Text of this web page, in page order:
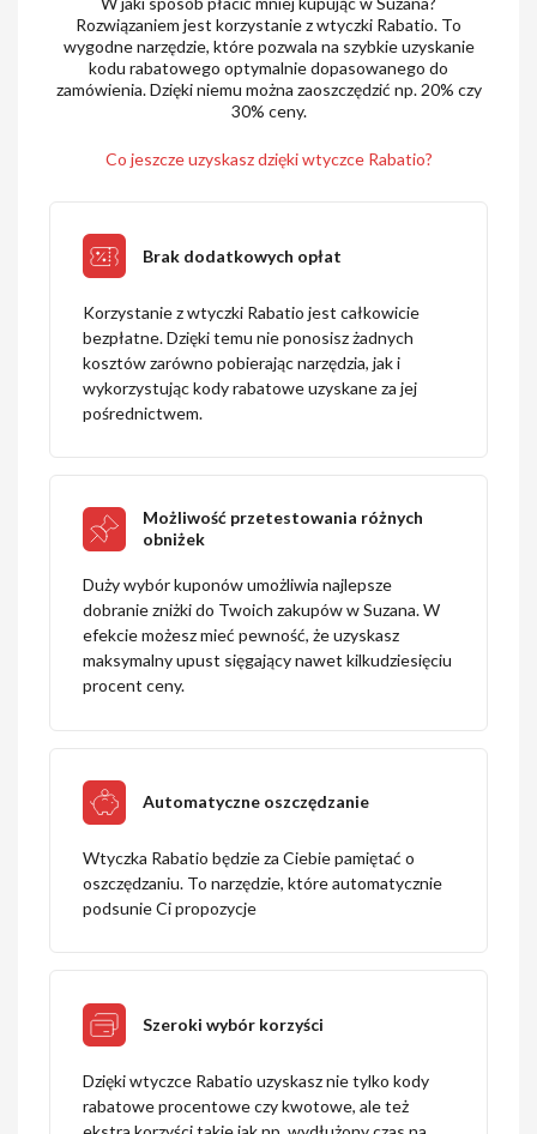
Rozwiązaniem jest korzystanie z wtyczki Rabatio. To
wygodne narzędzie, które pozwala na szybkie uzyskanie
kodu rabatowego optymalnie dopasowanego do
zamówienia. Dzięki niemu można zaoszczędzić np. 20% czy
30% ceny.
Co jeszcze uzyskasz dzięki wtyczce Rabatio?
Brak dodatkowych opłat
Korzystanie z wtyczki Rabatio jest całkowicie
bezpłatne. Dzięki temu nie ponosisz żadnych
kosztów zarówno pobierając narzędzia, jak i
wykorzystując kody rabatowe uzyskane za jej
pośrednictwem.
Możliwość przetestowania różnych
obniżek
Duży wybór kuponów umożliwia najlepsze
dobranie zniżki do Twoich zakupów w Suzana. W
efekcie możesz mieć pewność, że uzyskasz
maksymalny upust sięgający nawet kilkudziesięciu
procent ceny.
Automatyczne oszczędzanie
Wtyczka Rabatio będzie za Ciebie pamiętać o
oszczędzaniu. To narzędzie, które automatycznie
podsunie Ci propozycje
Szeroki wybór korzyści
Dzięki wtyczce Rabatio uzyskasz nie tylko kody
rabatowe procentowe czy kwotowe, ale też